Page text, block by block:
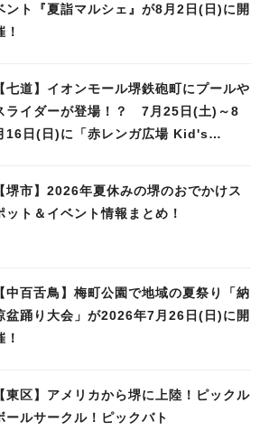
ント『夏詣マルシェ』が8月2日(日)に開
！
【七道】イオンモール堺鉄砲町にプールや
ライダーが登場！？ 7月25日(土)～8
16日(日)に「赤レンガ広場 Kid's
【堺市】2026年夏休みの堺のおでかけス
ット＆イベント情報まとめ！
【中百舌鳥】梅町公園で地域の夏祭り「納
盆踊り大会」が2026年7月26日(日)に開
！
【東区】アメリカから堺に上陸！ピックル
ールサークル！ピックバト